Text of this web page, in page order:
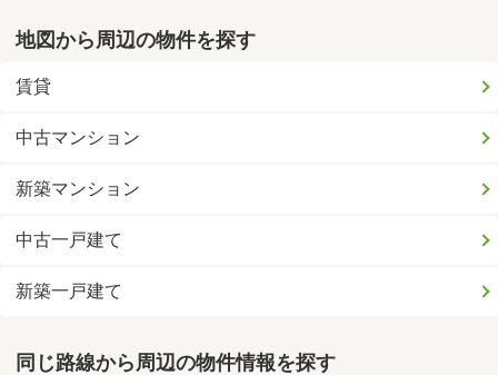
地図から周辺の物件を探す
賃貸
中古マンション
新築マンション
中古一戸建て
新築一戸建て
同じ路線から周辺の物件情報を探す